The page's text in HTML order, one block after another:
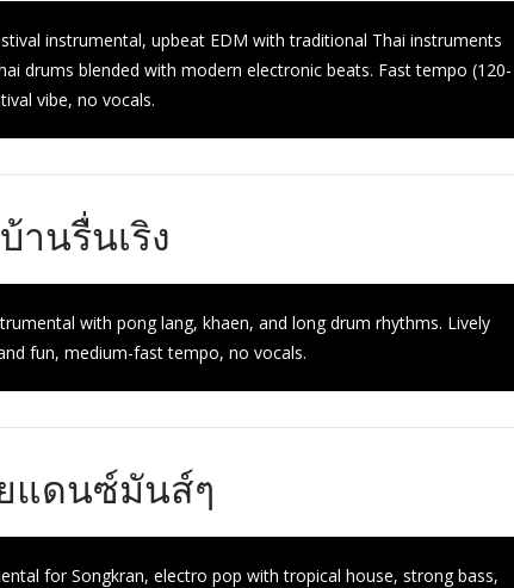
instrumental, upbeat EDM with traditional Thai instruments
drums blended with modern electronic beats. Fast tempo (120-
vibe, no vocals.
านรื่นเริง
with pong lang, khaen, and long drum rhythms. Lively
fun, medium-fast tempo, no vocals.
แดนซ์มันส์ๆ
for Songkran, electro pop with tropical house, strong bass,